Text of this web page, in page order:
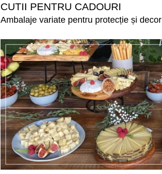
CUTII PENTRU CADOURI
Ambalaje variate pentru protecție și decor